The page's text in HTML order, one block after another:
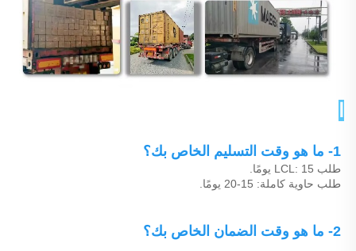
1- ما هو وقت التسليم الخاص بك؟
طلب LCL: 15 يومًا.
طلب حاوية كاملة: 15-20 يومًا.
2- ما هو وقت الضمان الخاص بك؟